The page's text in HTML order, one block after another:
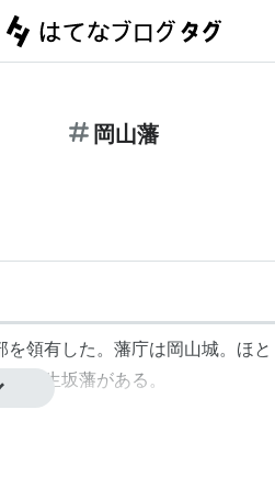
岡山藩
領有した。藩庁は岡山城。ほと
と生坂藩がある。